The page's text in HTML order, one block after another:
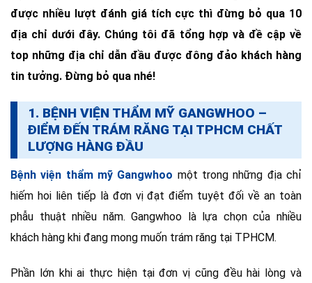
được nhiều lượt đánh giá tích cực thì đừng bỏ qua 10
địa chỉ dưới đây. Chúng tôi đã tổng hợp và đề cập về
top những địa chỉ dẫn đầu được đông đảo khách hàng
tin tưởng. Đừng bỏ qua nhé!
1. BỆNH VIỆN THẨM MỸ GANGWHOO –
ĐIỂM ĐẾN TRÁM RĂNG TẠI TPHCM CHẤT
LƯỢNG HÀNG ĐẦU
Bệnh viện thẩm mỹ Gangwhoo một trong những địa chỉ
hiếm hoi liên tiếp là đơn vị đạt điểm tuyệt đối về an toàn
phẫu thuật nhiều năm. Gangwhoo là lựa chọn của nhiều
khách hàng khi đang mong muốn trám răng tại TPHCM.
Phần lớn khi ai thực hiện tại đơn vị cũng đều hài lòng và